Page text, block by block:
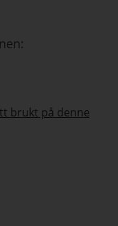
brukt på denne